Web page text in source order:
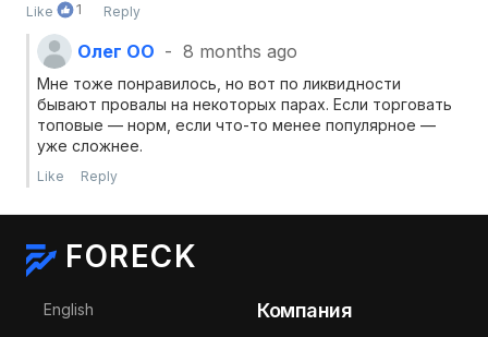
Like 1 Reply
Олег ОО 8 months ago
Мне тоже понравилось, но вот по ликвидности
бывают провалы на некоторых парах. Если торговать
топовые — норм, если что-то менее популярное —
уже сложнее.
Like Reply
FORECK
Выберите язык
English Компания